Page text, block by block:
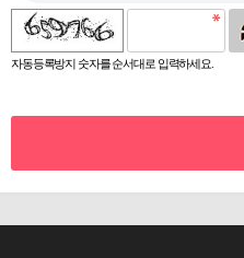
자동등록방지 숫자를 순서대로 입력하세요.